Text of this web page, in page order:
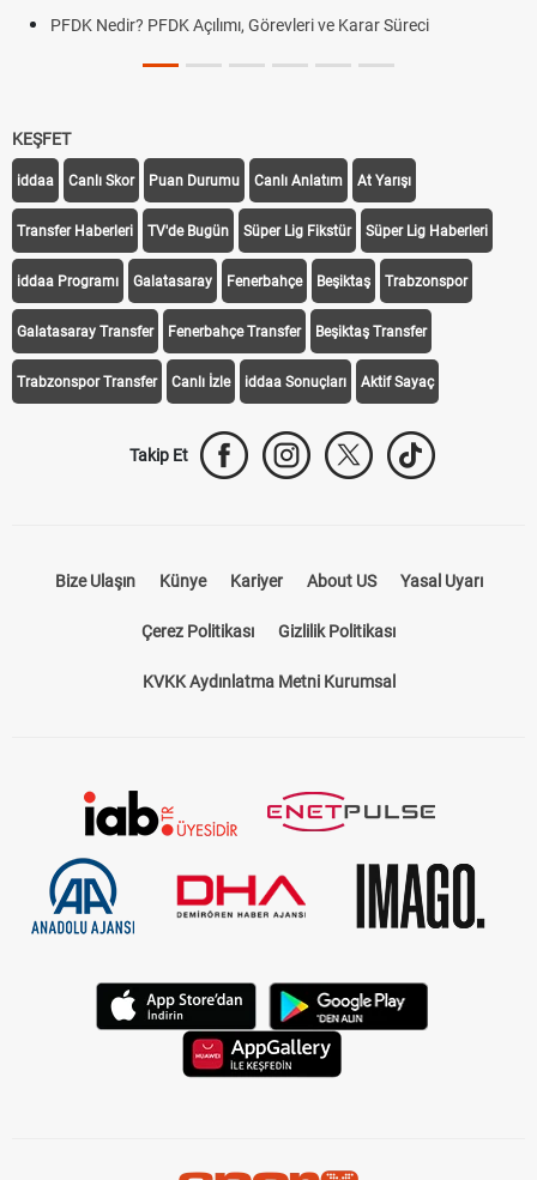
PFDK Nedir? PFDK Açılımı, Görevleri ve Karar Süreci
KEŞFET
iddaa Canlı Skor Puan Durumu Canlı Anlatım At Yarışı
Transfer Haberleri TV'de Bugün Süper Lig Fikstür Süper Lig Haberleri
iddaa Programı Galatasaray Fenerbahçe Beşiktaş Trabzonspor
Galatasaray Transfer Fenerbahçe Transfer Beşiktaş Transfer
Trabzonspor Transfer Canlı İzle iddaa Sonuçları Aktif Sayaç
Takip Et
Bize Ulaşın Künye Kariyer About US Yasal Uyarı
Çerez Politikası Gizlilik Politikası
KVKK Aydınlatma Metni Kurumsal